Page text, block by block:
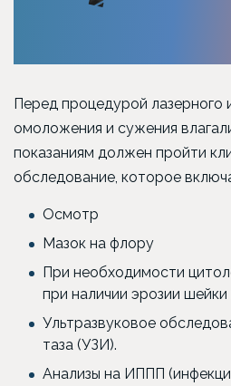
Перед процедурой лазерного
омоложения и сужения
показаниям должен пройти
обследование, которое
Осмотр
Мазок на флору
При необходимости
при наличии эрозии шейки
Ультразвуковое
таза (УЗИ).
Анализы на ИППП